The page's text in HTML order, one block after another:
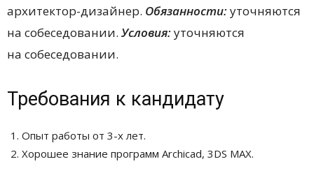
архитектор-дизайнер. Обязанности: уточняются
на собеседовании. Условия: уточняются
на собеседовании.
Требования к кандидату
Опыт работы от 3-х лет.
Хорошее знание программ Archicad, 3DS MAX.